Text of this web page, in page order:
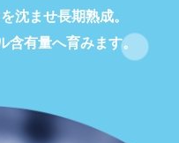
沈ませ長期熟成。
有量へ育みます。